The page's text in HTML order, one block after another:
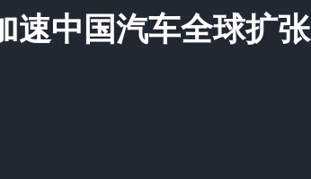
速中国汽车全球扩张